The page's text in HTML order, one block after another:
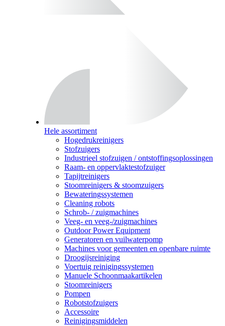
Hele assortiment
Hogedrukreinigers
Stofzuigers
Industrieel stofzuigen / ontstoffingsoplossingen
Raam- en oppervlaktestofzuiger
Tapijtreinigers
Stoomreinigers & stoomzuigers
Bewateringssystemen
Cleaning robots
Schrob- / zuigmachines
Veeg- en veeg-/zuigmachines
Outdoor Power Equipment
Generatoren en vuilwaterpomp
Machines voor gemeenten en openbare ruimte
Droogijsreiniging
Voertuig reinigingssystemen
Manuele Schoonmaakartikelen
Stoomreinigers
Pompen
Robotstofzuigers
Accessoire
Reinigingsmiddelen